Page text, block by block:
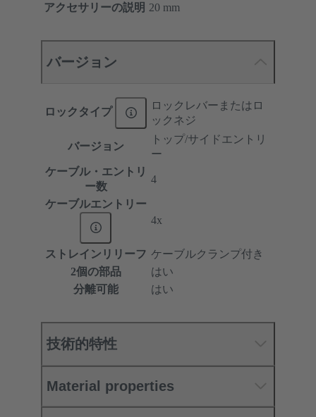
アクセサリーの説明 20 mm
バージョン
ロックタイプ
ロックレバーまたはロ
ックネジ
バージョン
トップ/サイドエントリ
ー
ケーブル・エントリ
ー数
4
ケーブルエントリー
4x
ストレインリリーフ ケーブルクランプ付き
2個の部品
はい
分離可能
はい
技術的特性
Material properties